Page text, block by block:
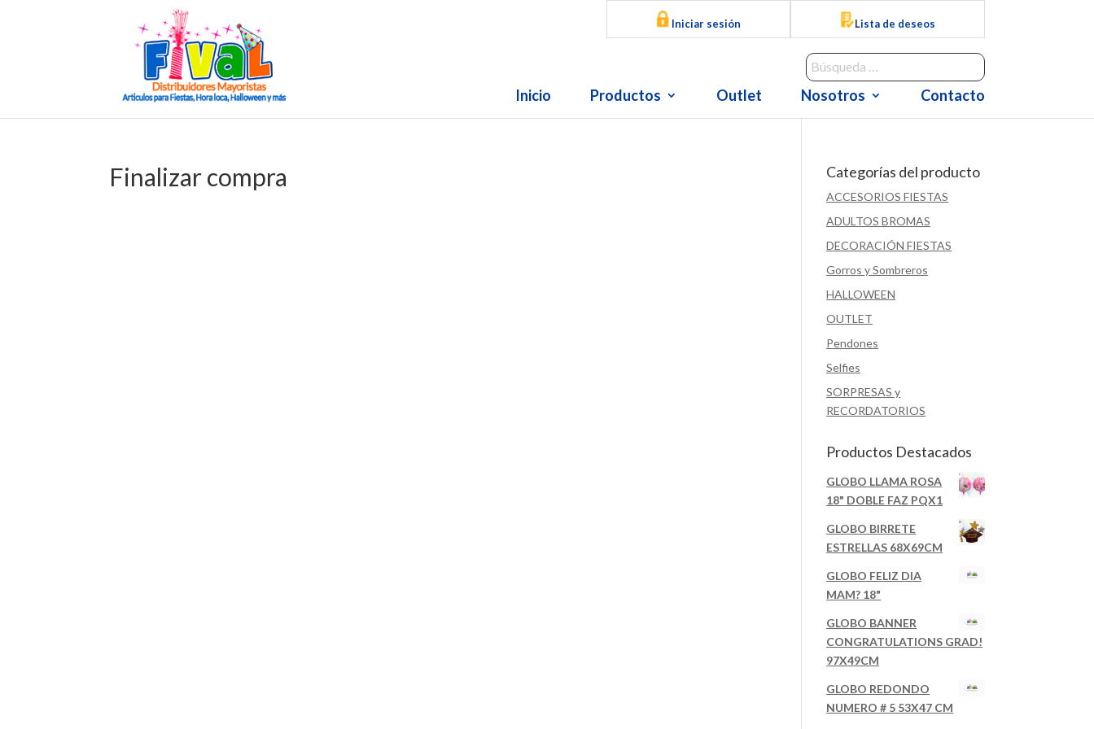
Iniciar sesión Lista de deseos
Inicio Productos Outlet Nosotros Contacto
Finalizar compra Categorías del producto
ACCESORIOS FIESTAS
ADULTOS BROMAS
DECORACIÓN FIESTAS
Gorros y Sombreros
HALLOWEEN
OUTLET
Pendones
Selfies
SORPRESAS y
RECORDATORIOS
Productos Destacados
GLOBO LLAMA ROSA
18" DOBLE FAZ PQX1
GLOBO BIRRETE
ESTRELLAS 68X69CM
GLOBO FELIZ DIA
MAM? 18"
GLOBO BANNER
CONGRATULATIONS GRAD!
97X49CM
GLOBO REDONDO
NUMERO # 5 53X47 CM